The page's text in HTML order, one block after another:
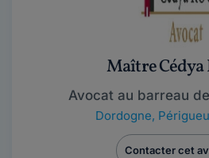
Maître Cédya
Avocat au barreau
Dordogne,
Contacter cet